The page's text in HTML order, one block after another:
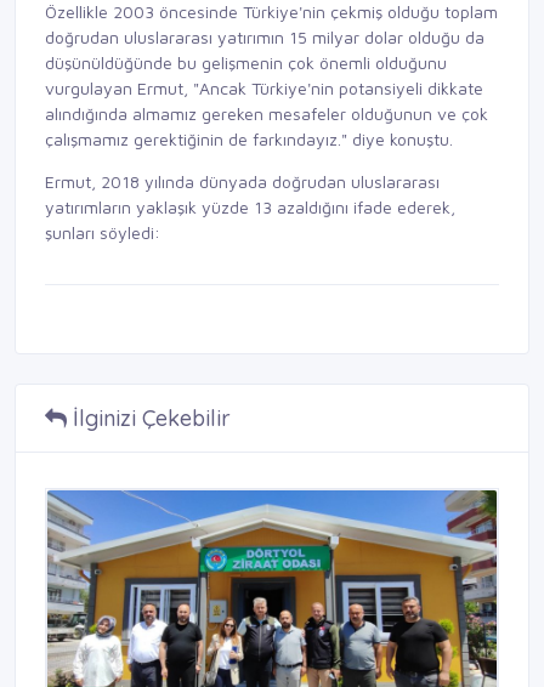
Özellikle 2003 öncesinde Türkiye'nin çekmiş olduğu toplam
doğrudan uluslararası yatırımın 15 milyar dolar olduğu da
düşünüldüğünde bu gelişmenin çok önemli olduğunu
vurgulayan Ermut, "Ancak Türkiye'nin potansiyeli dikkate
alındığında almamız gereken mesafeler olduğunun ve çok
çalışmamız gerektiğinin de farkındayız." diye konuştu.
Ermut, 2018 yılında dünyada doğrudan uluslararası
yatırımların yaklaşık yüzde 13 azaldığını ifade ederek,
şunları söyledi:
İlginizi Çekebilir